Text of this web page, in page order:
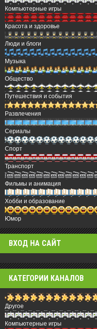
Компьютерные игры
Красота и здоровье
Люди и блоги
Музыка
Общество
Путешествия и события
Развлечения
Сериалы
Спорт
Транспорт
Фильмы и анимация
Хобби и образование
Юмор
ВХОД НА САЙТ
КАТЕГОРИИ КАНАЛОВ
Другое
Компьютерные игры